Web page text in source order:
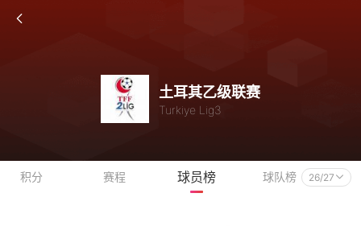
土耳其乙级联赛
Turkiye Lig3
积分 赛程 球员榜 球队榜 26/27